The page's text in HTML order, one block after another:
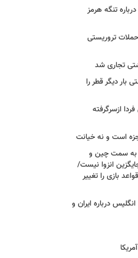
تنگه هرمز
تروریستی
دیگر قطر را
ازسرگرفته
است و نه خیانت
به سمت چین و
انزوا نیست/
بازی را تغییر
درباره ایران و